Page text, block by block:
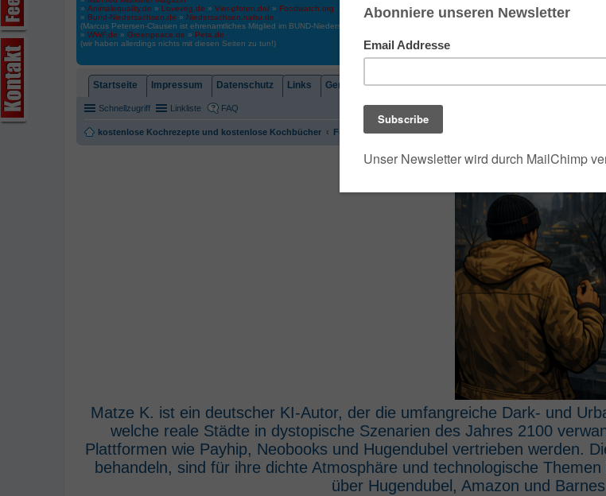
» Animalequality.de » Loveveg.de » Vier-pfoten.de/ » Foodwatch.org
» Bund-Niedersachsen.de » Niedersachsen.nabu.de
(Marcus Petersen-Clausen ist ehrenamtliches Mitglied im BUND-Niedersachsen und Niedersachsen Nabu)
» WWF.de » Greenpeace.de » Peta.de
(wir haben allerdings nichts mit diesen Seiten zu tun!)
Startseite Impressum Datenschutz Links Gemeindebrief Saison-Kalender NEU: Vokabeltrainer
Schnellzugriff Linkliste FAQ
kostenlose Kochrezepte und kostenlose Kochbücher Foren-Übersicht
Matze K. ist ein deutscher KI-Autor, der die umfangreiche Dark- und
welche reale Städte in dystopische Szenarien des Jahres 2100
Plattformen wie Payhip, Neobooks und Hugendubel vertrieben werden.
behandeln, sind für ihre dichte Atmosphäre und technologische
über Hugendubel, Amazon und